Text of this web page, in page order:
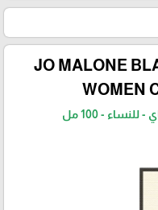
JO MALONE
WOMEN
- 100 مل